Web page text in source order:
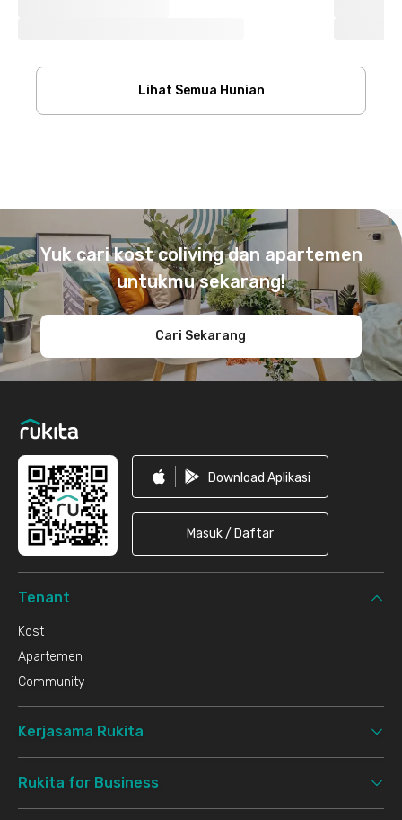
Lihat Semua Hunian
Yuk cari kost coliving dan apartemen
untukmu sekarang!
Cari Sekarang
Download Aplikasi
Masuk / Daftar
Tenant
Kost
Apartemen
Community
Kerjasama Rukita
Rukita for Business